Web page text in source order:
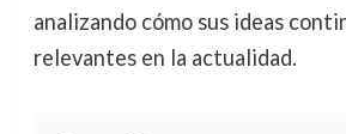
analizando cómo sus ideas
relevantes en la actualidad.